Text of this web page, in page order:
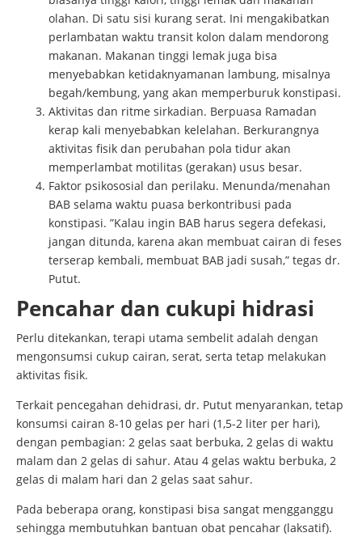
olahan. Di satu sisi kurang serat. Ini mengakibatkan
perlambatan waktu transit kolon dalam mendorong
makanan. Makanan tinggi lemak juga bisa
menyebabkan ketidaknyamanan lambung, misalnya
begah/kembung, yang akan memperburuk konstipasi.
Aktivitas dan ritme sirkadian. Berpuasa Ramadan
kerap kali menyebabkan kelelahan. Berkurangnya
aktivitas fisik dan perubahan pola tidur akan
memperlambat motilitas (gerakan) usus besar.
Faktor psikososial dan perilaku. Menunda/menahan
BAB selama waktu puasa berkontribusi pada
konstipasi. ”Kalau ingin BAB harus segera defekasi,
jangan ditunda, karena akan membuat cairan di feses
terserap kembali, membuat BAB jadi susah,” tegas dr.
Putut.
Pencahar dan cukupi hidrasi
Perlu ditekankan, terapi utama sembelit adalah dengan
mengonsumsi cukup cairan, serat, serta tetap melakukan
aktivitas fisik.
Terkait pencegahan dehidrasi, dr. Putut menyarankan, tetap
konsumsi cairan 8-10 gelas per hari (1,5-2 liter per hari),
dengan pembagian: 2 gelas saat berbuka, 2 gelas di waktu
malam dan 2 gelas di sahur. Atau 4 gelas waktu berbuka, 2
gelas di malam hari dan 2 gelas saat sahur.
Pada beberapa orang, konstipasi bisa sangat mengganggu
sehingga membutuhkan bantuan obat pencahar (laksatif).